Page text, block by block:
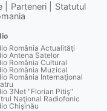
Parteneri
Statutul
România Actualităţi
Antena Satelor
România Cultural
România Muzical
România Internaţional
3Net "Florian Pitiş"
Naţional Radiofonic
Chişinău